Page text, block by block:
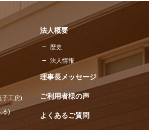
子工房)
る)
法人概要
歴史
法人情報
理事長メッセージ
ご利用者様の声
よくあるご質問